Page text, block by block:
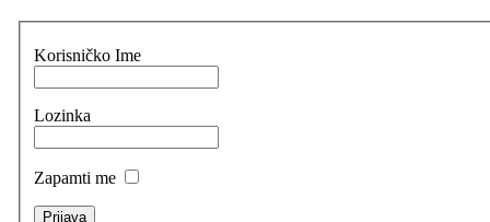
Korisničko Ime
Lozinka
Zapamti me